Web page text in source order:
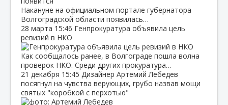
Накануне на официальном портале губернатора
Волгоградской области появилась…
28 марта 15:46 Генпрокуратура объявила цель
ревизий в НКО
Как сообщалось ранее, в Волгограде пошла волна
проверок НКО. Среди других прокуратура…
21 декабря 15:45 Дизайнер Артемий Лебедев
посягнул на чувства верующих, грубо назвав мощи
святых "коробкой с перхотью"